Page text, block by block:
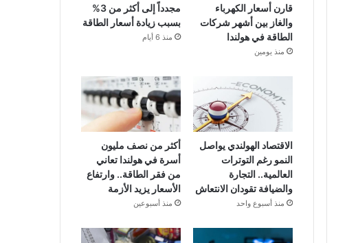
قارن أسعار الكهرباء
والغاز بين أشهر شركات
الطاقة في هولندا
منذ يومين
مجدداً إلى أكثر من 3%
بسبب زيادة أسعار الطاقة
منذ 6 أيام
الاقتصاد الهولندي يواصل
النمو رغم التوترات
العالمية.. التجارة
والضيافة تقودان الانتعاش
منذ أسبوع واحد
أكثر من نصف مليون
أسرة في هولندا تعاني
من فقر الطاقة.. وارتفاع
الأسعار يزيد الأزمة
منذ أسبوعين